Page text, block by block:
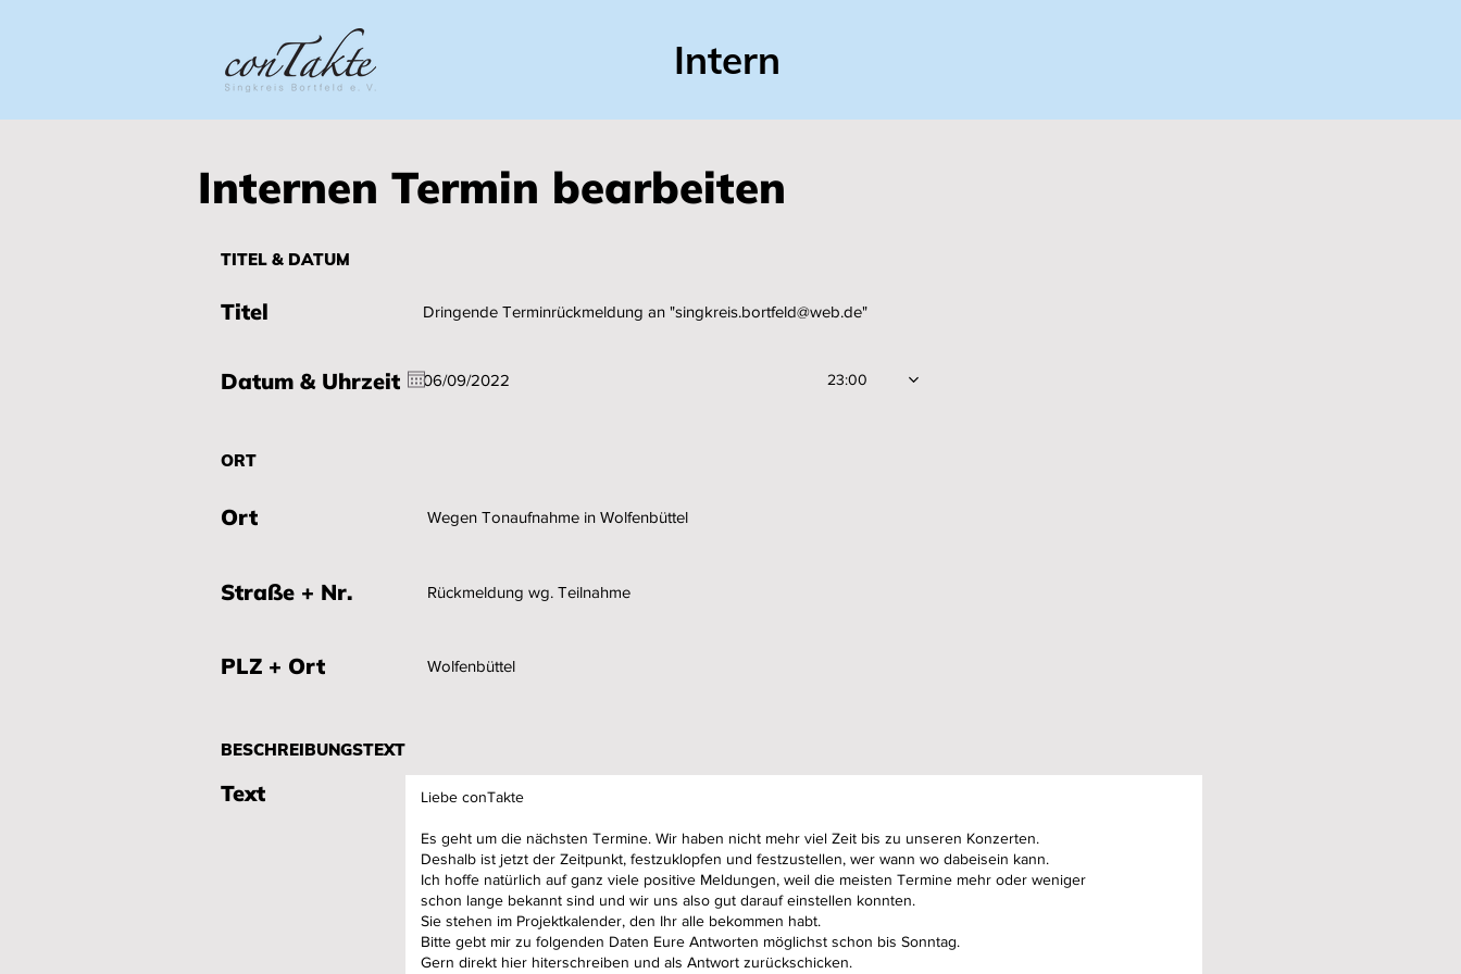
Intern
Internen Termin bearbeiten
TITEL & DATUM
Titel
Datum & Uhrzeit 23:00
ORT
Ort
Straße + Nr.
PLZ + Ort
BESCHREIBUNGSTEXT
Text